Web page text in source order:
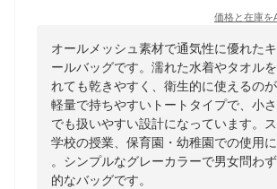
価格と在庫を
オールメッシュ素材で通気性に優れた
ールバッグです。濡れた水着やタオル
れても乾きやすく、衛生的に使えるのが
軽量で持ちやすいトートタイプで、小
でも扱いやすい設計になっています。
学校の授業、保育園・幼稚園での使用
。シンプルなグレーカラーで男女問わ
的なバッグです。